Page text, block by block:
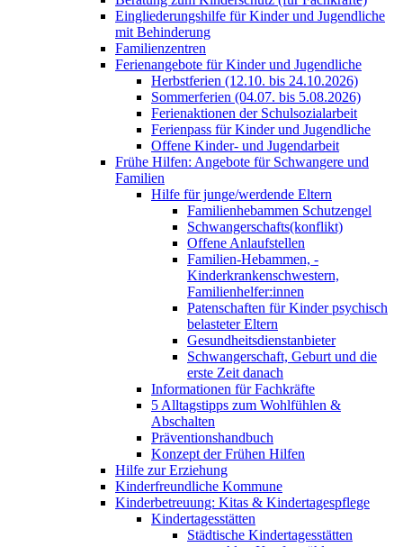
Eingliederungshilfe für Kinder und Jugendliche
mit Behinderung
Familienzentren
Ferienangebote für Kinder und Jugendliche
Herbstferien (12.10. bis 24.10.2026)
Sommerferien (04.07. bis 5.08.2026)
Ferienaktionen der Schulsozialarbeit
Ferienpass für Kinder und Jugendliche
Offene Kinder- und Jugendarbeit
Frühe Hilfen: Angebote für Schwangere und
Familien
Hilfe für junge/werdende Eltern
Familienhebammen Schutzengel
Schwangerschafts(konflikt)
Offene Anlaufstellen
Familien-Hebammen, -
Kinderkrankenschwestern,
Familienhelfer:innen
Patenschaften für Kinder psychisch
belasteter Eltern
Gesundheitsdienstanbieter
Schwangerschaft, Geburt und die
erste Zeit danach
Informationen für Fachkräfte
5 Alltagstipps zum Wohlfühlen &
Abschalten
Präventionshandbuch
Konzept der Frühen Hilfen
Hilfe zur Erziehung
Kinderfreundliche Kommune
Kinderbetreuung: Kitas & Kindertagespflege
Kindertagesstätten
Städtische Kindertagesstätten